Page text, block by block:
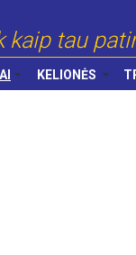
kaip tau
KELIONĖS